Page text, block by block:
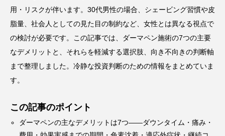
用・リスクが伴います。30代男性の場合、シェービング習慣や皮
脂量、社会人としての見た目の制約など、女性とは異なる視点で
の検討が必要です。この記事では、ダーマペン施術の7つの主要
なデメリットと、それらを軽減する選択肢、向き不向きの判断軸
まで整理しました。冷静な投資判断のための情報をまとめていま
す。
この記事のポイント
ダーマペンの主なデメリットは7つ——ダウンタイム・痛み・